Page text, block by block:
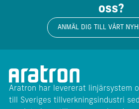
oss?
ANMÄL DIG TILL VÅRT
Aratron har levererat linjärsystem
till Sveriges tillverkningsindustri